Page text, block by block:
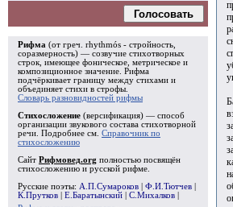
Голосовать
Рифма (от греч. rhythmós - стройность,
соразмерность) — созвучие стихотворных
строк, имеющее фоническое, метрическое и
композиционное значение. Рифма
подчёркивает границу между стихами и
объединяет стихи в строфы
Словарь разновидностей рифмы
Стихосложение (версификация) — способ
организации звукового состава стихотворной
речи. Подробнее см. Справочник по
стихосложению
Сайт Рифмовед.org полностью посвящён
стихосложению и русской рифме.
Русские поэты: А.П.Сумароков Ф.И.Тютчев
К.Прутков
Е.Баратынский С.Михалков